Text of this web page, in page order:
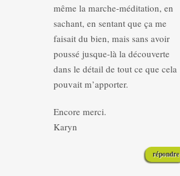
même la marche-méditation, en
sachant, en sentant que ça me
faisait du bien, mais sans avoir
poussé jusque-là la découverte
dans le détail de tout ce que cela
pouvait m’apporter.
Encore merci.
Karyn
répondre